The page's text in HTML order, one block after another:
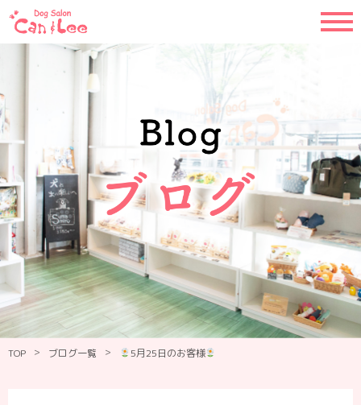
TOP > ブログ一覧 > 5月25日のお客様